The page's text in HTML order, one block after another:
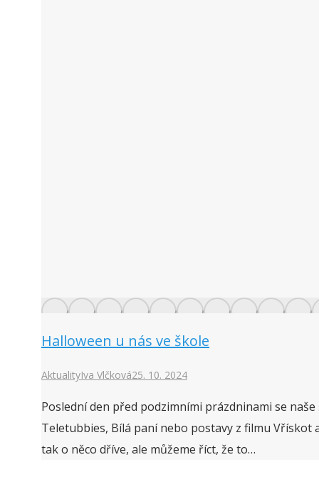
Halloween u nás ve škole
AktualityIva Vlčková25. 10. 2024
Poslední den před podzimními prázdninami se
Teletubbies, Bílá paní nebo postavy z filmu Vřískot
tak o něco dříve, ale můžeme říct, že to…